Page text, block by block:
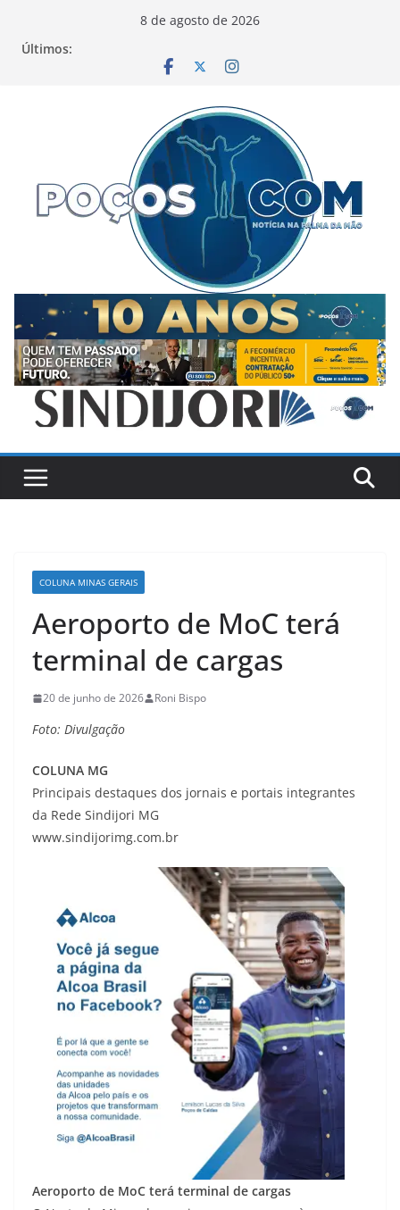
8 de agosto de 2026
Últimos:
COLUNA MINAS GERAIS
Aeroporto de MoC terá
terminal de cargas
20 de junho de 2026 Roni Bispo
Foto: Divulgação
COLUNA MG
Principais destaques dos jornais e portais integrantes
da Rede Sindijori MG
www.sindijorimg.com.br
Aeroporto de MoC terá terminal de cargas